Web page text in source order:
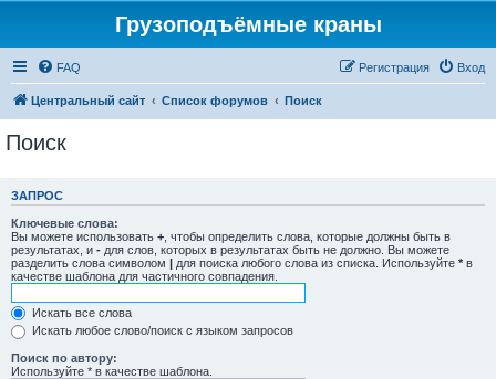
Грузоподъёмные краны
FAQ Вход
Регистрация
Центральный сайт Список форумов Поиск
Поиск
ЗАПРОС
Ключевые слова:
Вы можете использовать + , чтобы определить слова, которые должны быть в
результатах, и - для слов, которых в результатах быть не должно. Вы можете
разделить слова символом | для поиска любого слова из списка. Используйте * в
качестве шаблона для частичного совпадения.
Искать все слова
Искать любое слово/поиск с языком запросов
Поиск по автору:
Используйте * в качестве шаблона.